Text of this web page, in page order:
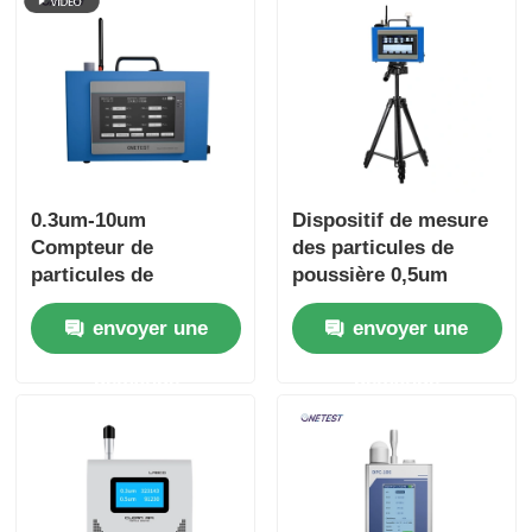
0.3um-10um
Compteur de
particules de
poussière 4G sans fil
envoyer une
Dispositif de mesure
des particules de
poussière 0,5um
1,0um 2,5um 5,0um,
Analyseur de
particules de
envoyer une